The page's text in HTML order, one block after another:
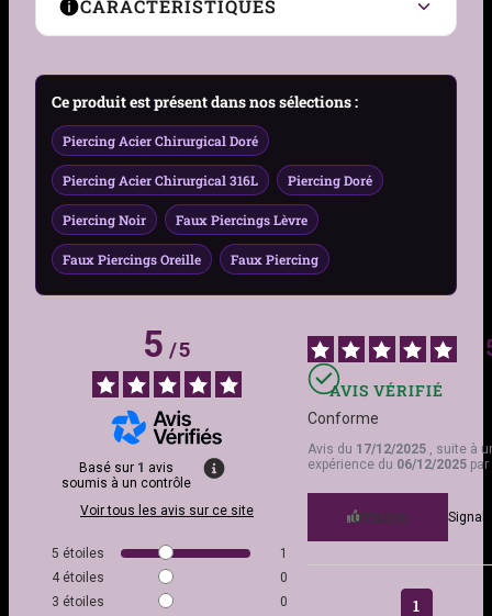
CARACTÉRISTIQUES
Type de Piercing Faux piercing
Genre Femme, Homme
Zones de port
Cartilage (notamment
Hélix), Lèvre
Motif Double anneau
Acier, Noir, Doré, Bleu
Foncé, Multicolore
Traitement
résistance accrue aux
Hypoallergénique
Ce produit est présent dans nos sélections :
Piercing Acier Chirurgical Doré
Piercing Acier Chirurgical 316L Piercing Doré
Piercing Noir Faux Piercings Lèvre
Faux Piercings Oreille Faux Piercing
5/5
Basé sur 1 avis
soumis à un contrôle
Voir tous les avis sur ce site
5 étoiles
1
4 étoiles
0
3 étoiles
0
AVIS VÉRIFIÉ
Conforme
Avis du 17/12/2025 , suite à
expérience du 06/12/2025 par
UTILE(0)
1